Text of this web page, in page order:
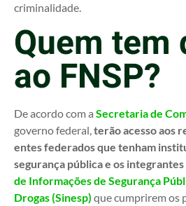
criminalidade.
Quem tem
ao FNSP?
De acordo com a Secretaria de
governo federal, terão acesso aos
entes federados que tenham
segurança pública e os integrantes
de Informações de Segurança
Drogas (Sinesp) que cumprirem os